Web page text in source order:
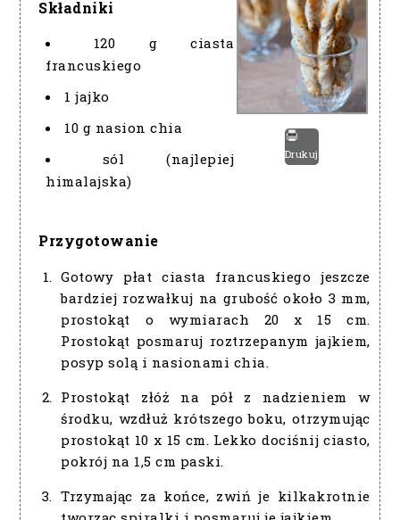
Drukuj
Składniki
120 g ciasta
francuskiego
1 jajko
10 g nasion chia
sól (najlepiej
himalajska)
Przygotowanie
Gotowy płat ciasta francuskiego jeszcze
bardziej rozwałkuj na grubość około 3 mm,
prostokąt o wymiarach 20 x 15 cm.
Prostokąt posmaruj roztrzepanym jajkiem,
posyp solą i nasionami chia.
Prostokąt złóż na pół z nadzieniem w
środku, wzdłuż krótszego boku, otrzymując
prostokąt 10 x 15 cm. Lekko dociśnij ciasto,
pokrój na 1,5 cm paski.
Trzymając za końce, zwiń je kilkakrotnie